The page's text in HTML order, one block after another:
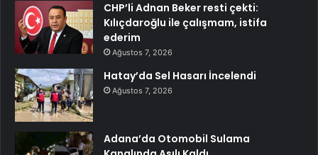
CHP’li Adnan Beker resti çekti:
Kılıçdaroğlu ile çalışmam, istifa
ederim
Ağustos 7, 2026
Hatay’da Sel Hasarı İncelendi
Ağustos 7, 2026
Adana’da Otomobil Sulama